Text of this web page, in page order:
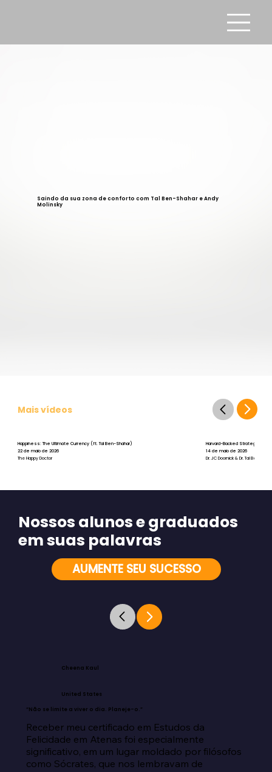
Saindo da sua zona de conforto com Tal Ben-Shahar e Andy
Molinsky
Mais vídeos
Happiness: The Ultimate Currency (ft. Tal Ben-Shahar)
22 de maio de 2026
The Happy Doctor
Harvard-Backed Strategies for
14 de maio de 2026
Dr. JC Doornick & Dr. Tal Ben-
AUMENTE SEU SUCESSO
Nossos alunos e graduados
em suas palavras
Cheena Kaul
United States
“Não se limite a viver o dia. Planeje-o.”
Receber meu certificado em Estudos da
Felicidade em Atenas foi especialmente
significativo, em um lugar moldado por filósofos
como Sócrates, que nos lembravam de